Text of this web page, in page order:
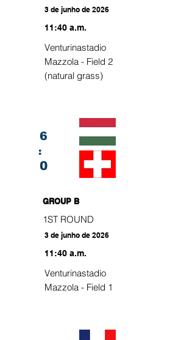
3 de junho de 2026
11:40 a.m.
Venturinastadio
Mazzola - Field 2
(natural grass)
6
:
0
GROUP B
3 de junho de 2026
11:40 a.m.
Venturinastadio
Mazzola - Field 1
1ST ROUND